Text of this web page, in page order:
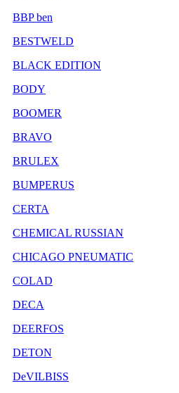
BBP ben
BESTWELD
BLACK EDITION
BODY
BOOMER
BRAVO
BRULEX
BUMPERUS
CERTA
CHEMICAL RUSSIAN
CHICAGO PNEUMATIC
COLAD
DECA
DEERFOS
DETON
DeVILBISS